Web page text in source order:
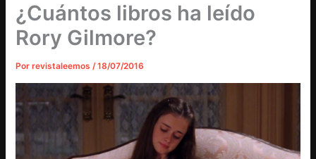
¿Cuántos libros ha leído
Rory Gilmore?
Porrevistaleemos/18/07/2016